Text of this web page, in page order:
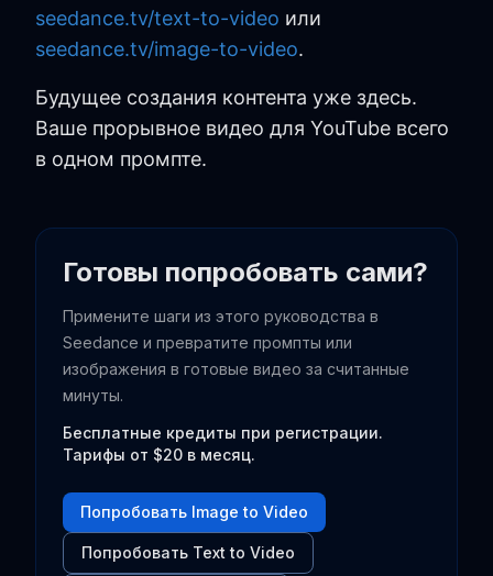
seedance.tv/text-to-video или
seedance.tv/image-to-video.
Будущее создания контента уже здесь.
Ваше прорывное видео для YouTube всего
в одном промпте.
Готовы попробовать сами?
Примените шаги из этого руководства в
Seedance и превратите промпты или
изображения в готовые видео за считанные
минуты.
Бесплатные кредиты при регистрации.
Тарифы от $20 в месяц.
Попробовать Image to Video
Попробовать Text to Video